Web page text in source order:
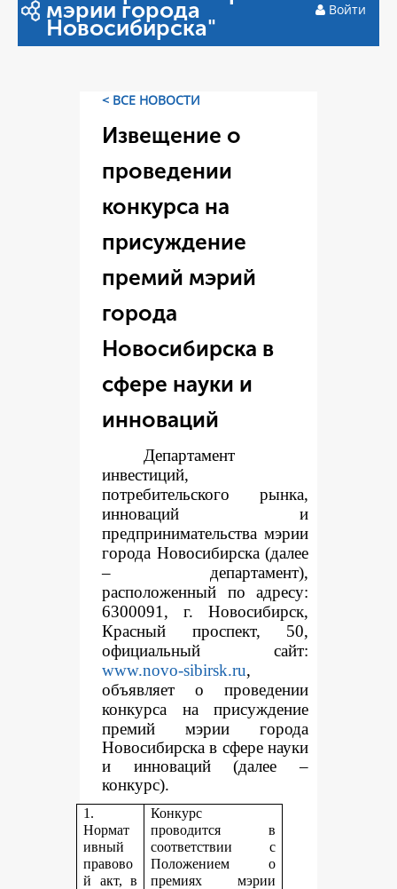
мэрии города
Новосибирска"
Войти
< ВСЕ НОВОСТИ
Извещение о
проведении
конкурса на
присуждение
премий мэрий
города
Новосибирска в
сфере науки и
инноваций
Департамент
инвестиций,
потребительского рынка,
инноваций и
предпринимательства мэрии
города Новосибирска (далее
– департамент),
расположенный по адресу:
6300091, г. Новосибирск,
Красный проспект, 50,
официальный сайт:
www.novo-sibirsk.ru,
объявляет о проведении
конкурса на присуждение
премий мэрии города
Новосибирска в сфере науки
и инноваций (далее –
конкурс).
1.
Нормат
ивный
правово
й акт, в
Конкурс
проводится в
соответствии с
Положением о
премиях мэрии